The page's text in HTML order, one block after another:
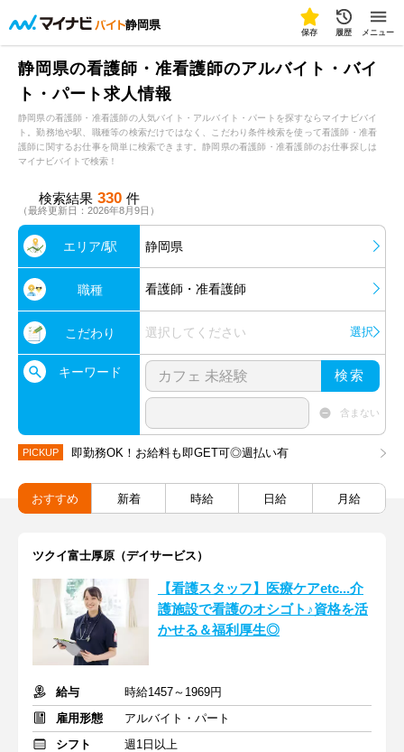
静岡県
保存 履歴 メニュー
静岡県の看護師・准看護師のアルバイト・バイ
ト・パート求人情報
静岡県の看護師・准看護師の人気バイト・アルバイト・パートを探すならマイナビバイ
ト。勤務地や駅、職種等の検索だけではなく、こだわり条件検索を使って看護師・准看
護師に関するお仕事を簡単に検索できます。静岡県の看護師・准看護師のお仕事探しは
マイナビバイトで検索！
検索結果 330 件
（最終更新日：2026年8月9日）
エリア/駅 静岡県
職種 看護師・准看護師
こだわり 選択してください 選択
キーワード 検索
含まない
PICKUP 即勤務OK！お給料も即GET可◎週払い有
おすすめ 新着 時給 日給 月給
ツクイ富士厚原（デイサービス）
【看護スタッフ】医療ケアetc...介
護施設で看護のオシゴト♪資格を活
かせる＆福利厚生◎
給与
時給1457～1969円
雇用形態
アルバイト・パート
シフト
週1日以上